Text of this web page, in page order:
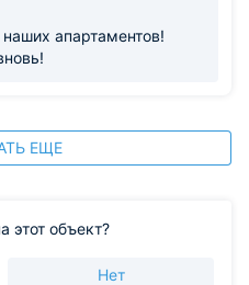
апартаментов!
ЕЩЕ
этот объект?
Нет